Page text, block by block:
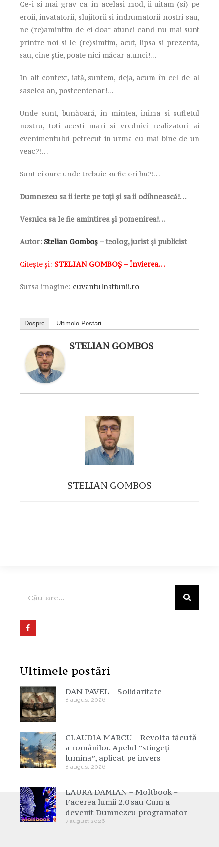
Ce-i si mai grav ca, in acelasi mod, ii uitam (si) pe
eroii, invatatorii, slujitorii si indrumatorii nostri sau,
ne (re)amintim de ei doar atunci cand nu mai sunt
printre noi si le (re)simtim, acut, lipsa si prezenta,
sau, cine știe, poate nici măcar atunci!…
In alt context, iată, suntem, deja, acum în cel de-al
saselea an, postcentenar!…
Unde sunt, bunăoară, in mintea, inima si sufletul
nostru, toti acesti mari si vrednici realizatori ai
evenimentului petrecut in urma cu mai bine de un
veac?!…
Sunt ei oare unde trebuie sa fie ori ba?!…
Dumnezeu sa ii ierte pe toți și sa ii odihnească!…
Vesnica sa le fie amintirea și pomenirea!…
Autor: Stelian Gomboș –teolog, jurist și publicist
Citește și: STELIAN GOMBOȘ – Învierea…
Sursa imagine: cuvantulnatiunii.ro
Despre Ultimele Postari
STELIAN GOMBOS
STELIAN GOMBOS
Ultimele postări
DAN PAVEL – Solidaritate
8 august 2026
CLAUDIA MARCU – Revolta tăcută
a românilor. Apelul ”stingeți
lumina”, aplicat pe invers
8 august 2026
LAURA DAMIAN – Moltbook –
Facerea lumii 2.0 sau Cum a
devenit Dumnezeu programator
7 august 2026